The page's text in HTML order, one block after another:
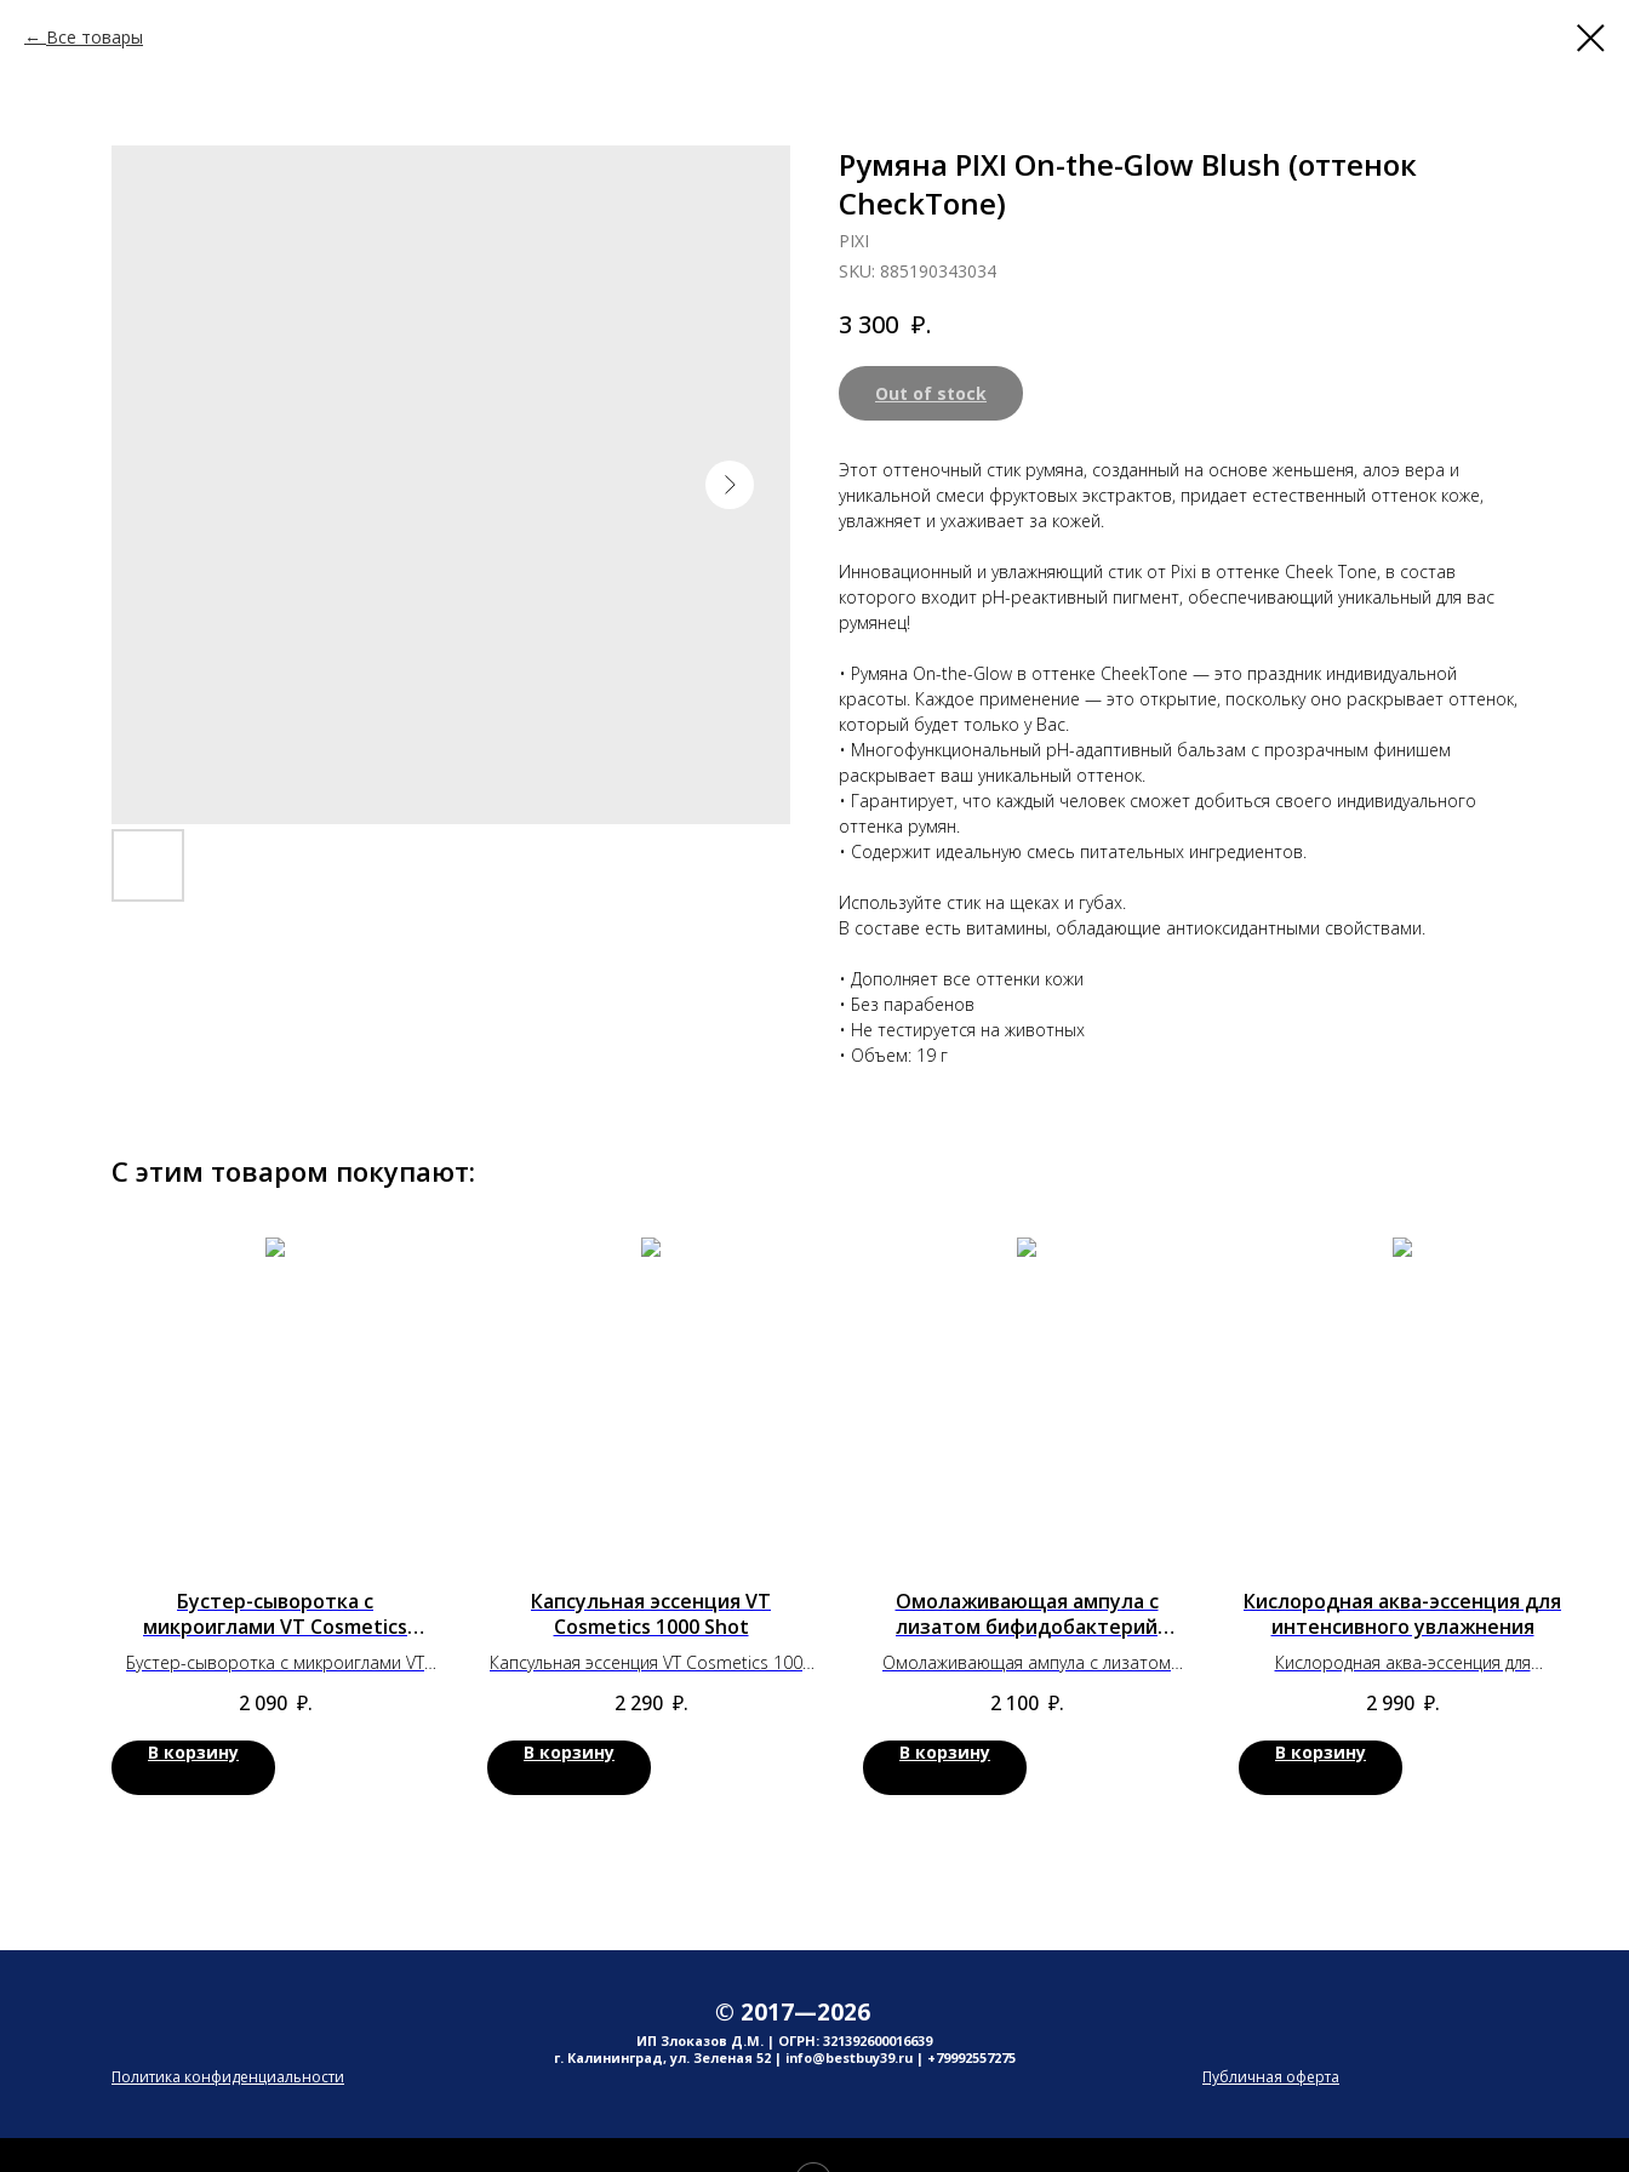
Все товары
Румяна PIXI On-the-Glow Blush (оттенок
CheckTone)
PIXI
SKU: 885190343034
3 300 ₽.
Out of stock
Этот оттеночный стик румяна, созданный на основе женьшеня, алоэ вера и
уникальной смеси фруктовых экстрактов, придает естественный оттенок коже,
увлажняет и ухаживает за кожей.
Инновационный и увлажняющий стик от Pixi в оттенке Cheek Tone, в состав
которого входит pH-реактивный пигмент, обеспечивающий уникальный для вас
румянец!
• Румяна On-the-Glow в оттенке CheekTone — это праздник индивидуальной
красоты. Каждое применение — это открытие, поскольку оно раскрывает оттенок,
который будет только у Вас.
• Многофункциональный pH-адаптивный бальзам с прозрачным финишем
раскрывает ваш уникальный оттенок.
• Гарантирует, что каждый человек сможет добиться своего индивидуального
оттенка румян.
• Содержит идеальную смесь питательных ингредиентов.
Используйте стик на щеках и губах.
В составе есть витамины, обладающие антиоксидантными свойствами.
• Дополняет все оттенки кожи
• Без парабенов
• Не тестируется на животных
• Объем: 19 г
С этим товаром покупают:
Бустер-сыворотка с
микроиглами VT Cosmetics
Бустер-сыворотка с микроиглами VT
2 090 ₽.
В корзину
Капсульная эссенция VT
Cosmetics 1000 Shot
Капсульная эссенция VT Cosmetics 1000
2 290 ₽.
В корзину
Омолаживающая ампула с
лизатом бифидобактерий
Омолаживающая ампула с лизатом
2 100 ₽.
В корзину
Кислородная аква-эссенция для
интенсивного увлажнения
Кислородная аква-эссенция для
2 990 ₽.
В корзину
© 2017—2026
ИП Злоказов Д.М. | ОГРН: 321392600016639
г. Калининград, ул. Зеленая 52 | info@bestbuy39.ru | +79992557275
Политика конфиденциальности Публичная оферта